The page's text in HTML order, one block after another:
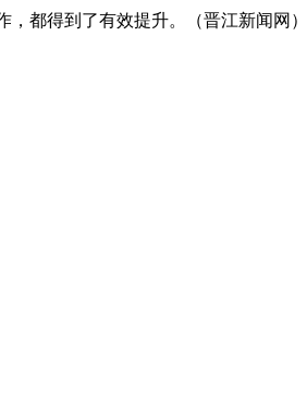
都得到了有效提升。（晋江新闻网）